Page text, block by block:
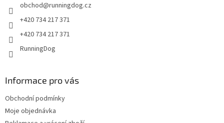
obchod@runningdog.cz
+420 734 217 371
+420 734 217 371
RunningDog
Informace pro vás
Obchodní podmínky
Moje objednávka